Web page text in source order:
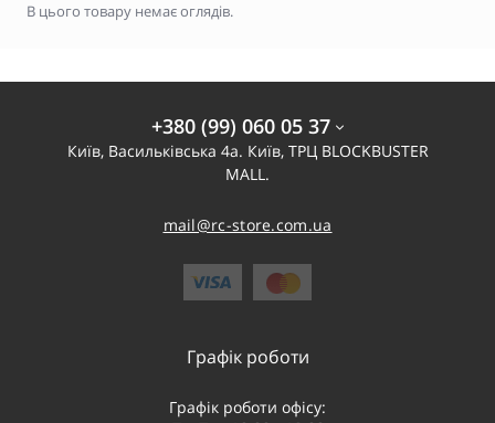
В цього товару немає оглядів.
+380 (99) 060 05 37
Київ, Васильківська 4а. Київ, ТРЦ BLOCKBUSTER
MALL.
mail@rc-store.com.ua
Графік роботи
Графік роботи офісу: